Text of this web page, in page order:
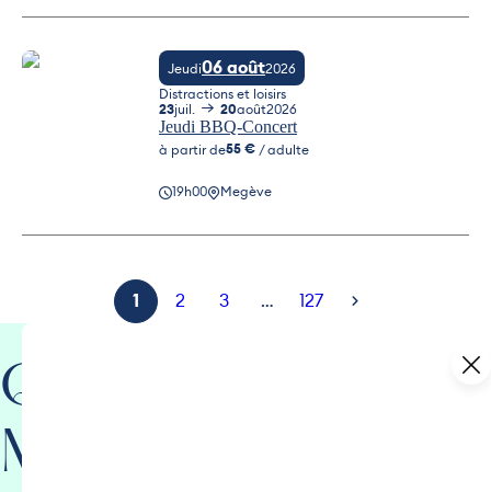
Jeudi BBQ-Concert
à partir de55 € / adulte
19h00 Megève
Jeudi06 août2026
Distractions et loisirs
23juil. 20août2026
1 2 3 … 127
Que faire à
Megève cette